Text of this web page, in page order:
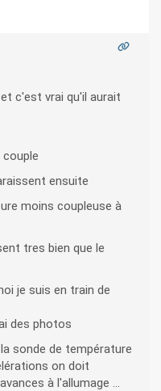
c'est vrai qu'il aurait
couple
ensuite
moins coupleuse à
tres bien que le
je suis en train de
des photos
sonde de température
on doit
à l'allumage ...